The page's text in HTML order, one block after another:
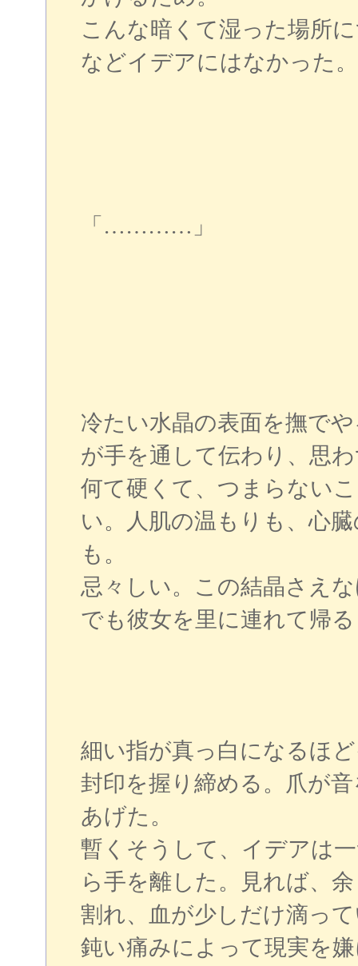
こんな暗くて湿った場所
などイデアにはなかった。
「…………」
冷たい水晶の表面を撫で
が手を通して伝わり、思
何て硬くて、つまらない
い。人肌の温もりも、心
も。
忌々しい。この結晶さえ
でも彼女を里に連れて帰
細い指が真っ白になるほ
封印を握り締める。爪が
あげた。
暫くそうして、イデアは
ら手を離した。見れば、
割れ、血が少しだけ滴っ
鈍い痛みによって現実を